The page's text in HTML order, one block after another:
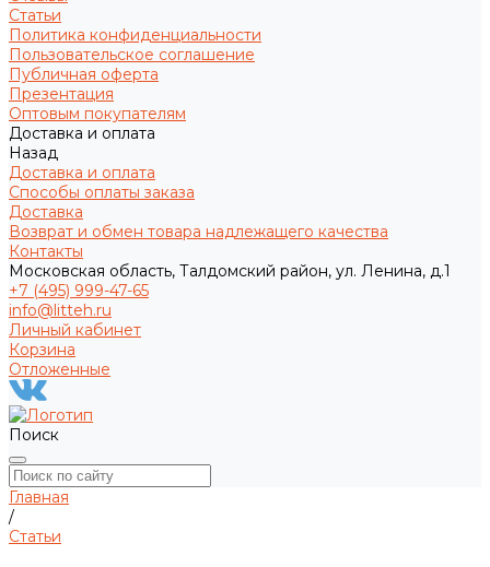
Статьи
Политика конфиденциальности
Пользовательское соглашение
Публичная оферта
Презентация
Оптовым покупателям
Доставка и оплата
Назад
Доставка и оплата
Способы оплаты заказа
Доставка
Возврат и обмен товара надлежащего качества
Контакты
Московская область, Талдомский район, ул. Ленина, д.1
+7 (495) 999-47-65
info@litteh.ru
Личный кабинет
Корзина
Отложенные
Поиск
Главная
/
Статьи